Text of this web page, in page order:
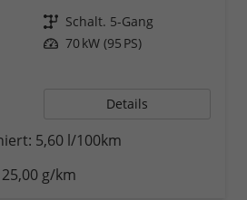
Getriebe Schalt. 5-Gang
Leistung 70 kW (95 PS)
Details
5,60 l/100km
g/km